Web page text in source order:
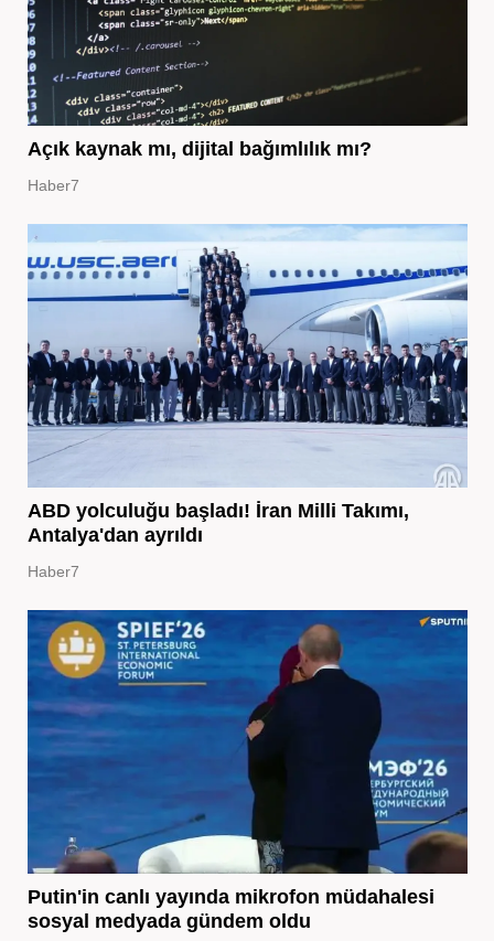
Açık kaynak mı, dijital bağımlılık mı?
Haber7
ABD yolculuğu başladı! İran Milli Takımı,
Antalya'dan ayrıldı
Haber7
Putin'in canlı yayında mikrofon müdahalesi
sosyal medyada gündem oldu